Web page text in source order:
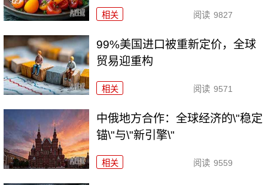
相关 阅读 9827
99%美国进口被重新定价，全球
贸易迎重构
相关 阅读 9571
中俄地方合作：全球经济的\"稳定
锚\"与\"新引擎\"
相关 阅读 9559